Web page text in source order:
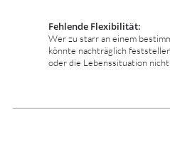
Fehlende Flexibilität:
Wer zu starr an einem
könnte nachträglich
oder die Lebenssituation